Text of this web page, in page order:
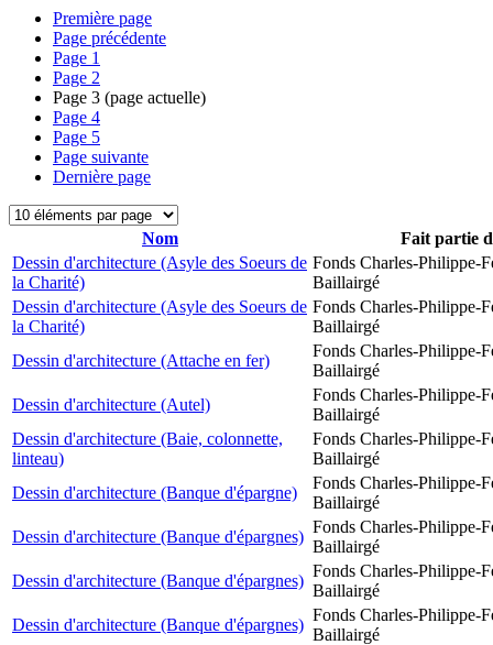
Première page
Page précédente
Page 1
Page 2
Page 3 (page actuelle)
Page 4
Page 5
Page suivante
Dernière page
Nom
Fait partie
Dessin d'architecture (Asyle des Soeurs de
la Charité)
Fonds Charles-Philippe-
Baillairgé
Dessin d'architecture (Asyle des Soeurs de
la Charité)
Fonds Charles-Philippe-
Baillairgé
Dessin d'architecture (Attache en fer)
Fonds Charles-Philippe-
Baillairgé
Dessin d'architecture (Autel)
Fonds Charles-Philippe-
Baillairgé
Dessin d'architecture (Baie, colonnette,
linteau)
Fonds Charles-Philippe-
Baillairgé
Dessin d'architecture (Banque d'épargne)
Fonds Charles-Philippe-
Baillairgé
Dessin d'architecture (Banque d'épargnes)
Fonds Charles-Philippe-
Baillairgé
Dessin d'architecture (Banque d'épargnes)
Fonds Charles-Philippe-
Baillairgé
Dessin d'architecture (Banque d'épargnes)
Fonds Charles-Philippe-
Baillairgé